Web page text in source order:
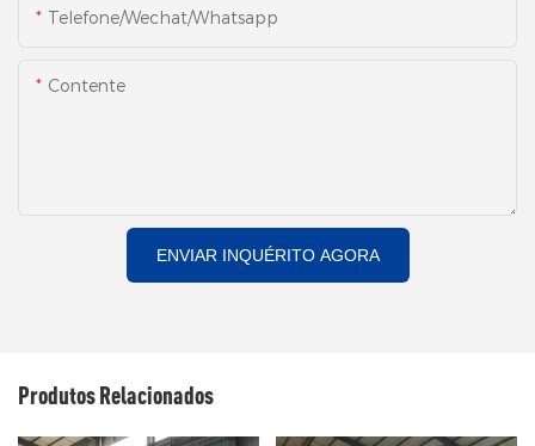
Telefone/Wechat/Whatsapp
Contente
ENVIAR INQUÉRITO AGORA
Produtos Relacionados